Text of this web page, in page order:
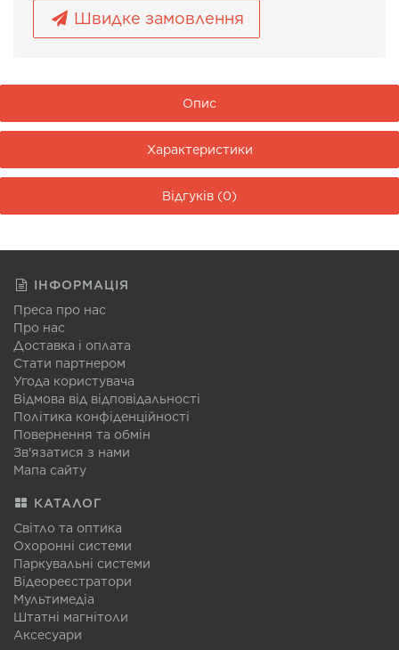
Швидке замовлення
Опис
Характеристики
Відгуків (0)
ІНФОРМАЦІЯ
Преса про нас
Про нас
Доставка і оплата
Стати партнером
Угода користувача
Відмова від відповідальності
Політика конфіденційності
Повернення та обмін
Зв'язатися з нами
Мапа сайту
КАТАЛОГ
Світло та оптика
Охоронні системи
Паркувальні системи
Відеореєстратори
Мультимедіа
Штатні магнітоли
Аксесуари